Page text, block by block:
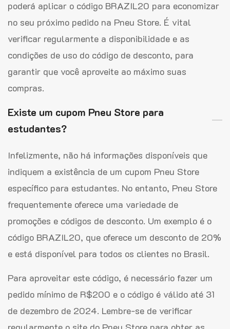
poderá aplicar o código BRAZIL20 para economizar
no seu próximo pedido na Pneu Store. É vital
verificar regularmente a disponibilidade e as
condições de uso do código de desconto, para
garantir que você aproveite ao máximo suas
compras.
Existe um cupom Pneu Store para
estudantes?
Infelizmente, não há informações disponíveis que
indiquem a existência de um cupom Pneu Store
específico para estudantes. No entanto, Pneu Store
frequentemente oferece uma variedade de
promoções e códigos de desconto. Um exemplo é o
código BRAZIL20, que oferece um desconto de 20%
e está disponível para todos os clientes no Brasil.
Para aproveitar este código, é necessário fazer um
pedido mínimo de R$200 e o código é válido até 31
de dezembro de 2024. Lembre-se de verificar